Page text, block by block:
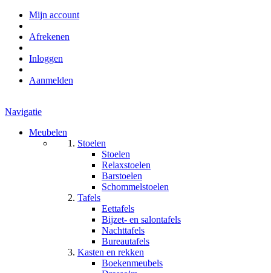
Mijn account
Afrekenen
Inloggen
Aanmelden
Navigatie
Meubelen
Stoelen
Stoelen
Relaxstoelen
Barstoelen
Schommelstoelen
Tafels
Eettafels
Bijzet- en salontafels
Nachttafels
Bureautafels
Kasten en rekken
Boekenmeubels